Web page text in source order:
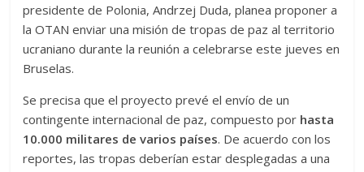
presidente de Polonia, Andrzej Duda, planea proponer a
la OTAN enviar una misión de tropas de paz al territorio
ucraniano durante la reunión a celebrarse este jueves en
Bruselas.
Se precisa que el proyecto prevé el envío de un
contingente internacional de paz, compuesto por hasta
10.000 militares de varios países. De acuerdo con los
reportes, las tropas deberían estar desplegadas a una